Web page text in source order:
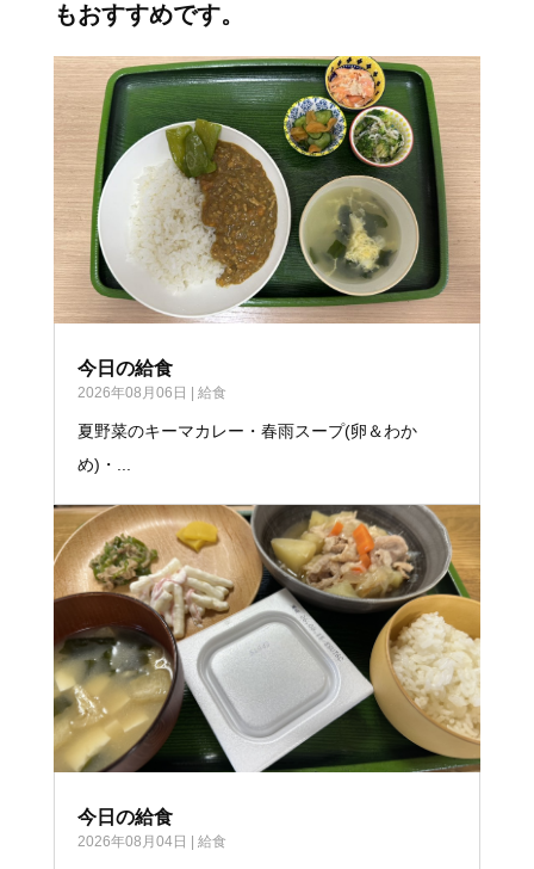
もおすすめです。
今日の給食
2026年08月06日 給食
夏野菜のキーマカレー・春雨スープ(卵＆わか
め)・...
今日の給食
2026年08月04日 給食